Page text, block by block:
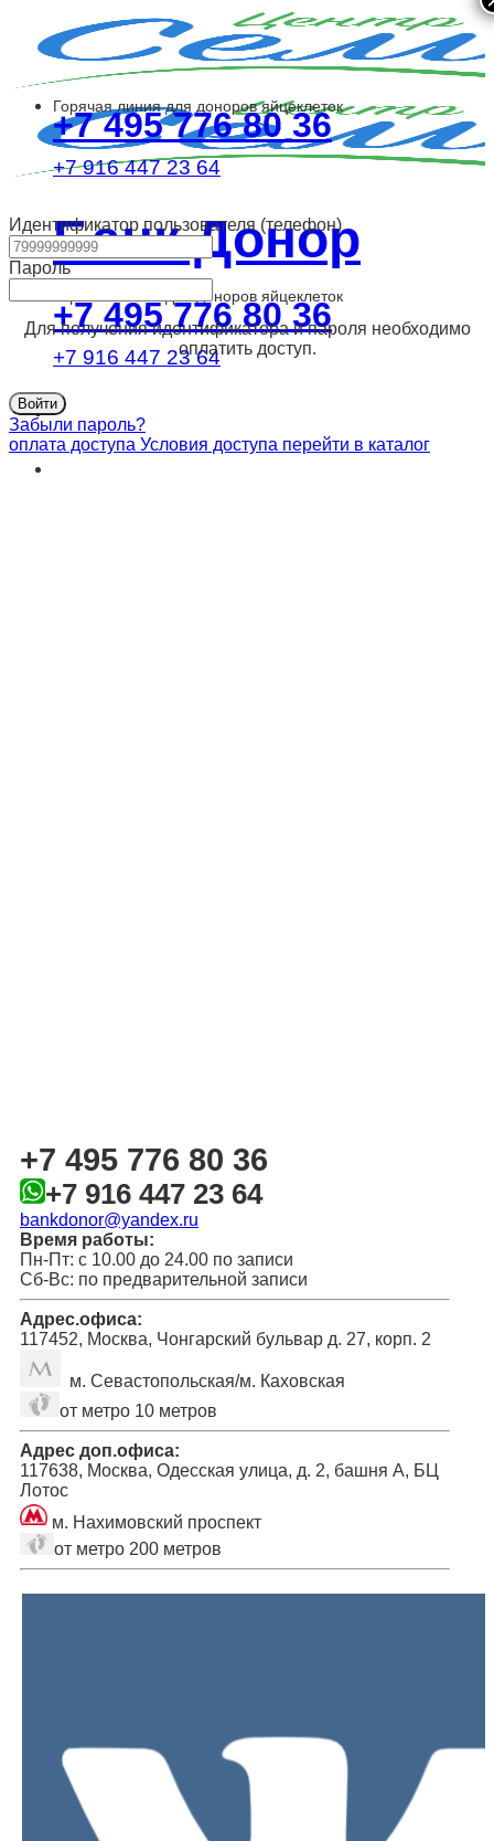
content
Банк Донор
Горячая линия для доноров яйцеклеток
+7 495 776 80 36
+7 916 447 23 64
Горячая линия для доноров яйцеклеток
+7 495 776 80 36
+7 916 447 23 64
Идентификатор пользователя (телефон)
Пароль
Для получения идентификатора и пароля необходимо
оплатить доступ.
Забыли пароль?
оплата доступа Условия доступа перейти в каталог
+7 495 776 80 36
+7 916 447 23 64
bankdonor@yandex.ru
Время работы:
Пн-Пт: с 10.00 до 24.00 по записи
Сб-Вс: по предварительной записи
Адрес.офиса:
117452, Москва, Чонгарский бульвар д. 27, корп. 2
м. Севастопольская/м. Каховская
от метро 10 метров
Адрес доп.офиса:
117638, Москва, Одесская улица, д. 2, башня А, БЦ
Лотос
м. Нахимовский проспект
от метро 200 метров